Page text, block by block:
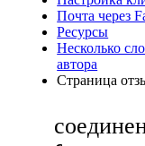
Почта через
Ресурсы
Несколько
автора
Страница